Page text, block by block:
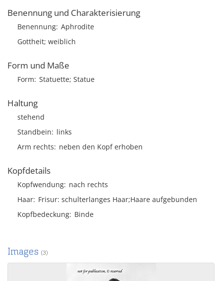
Benennung und Charakterisierung
Benennung Aphrodite
Gottheit; weiblich
Form und Maße
Form Statuette; Statue
Haltung
stehend
Standbein
links
Arm rechts
neben den Kopf erhoben
Kopfdetails
Kopfwendung nach rechts
Haar Frisur schulterlanges Haar;Haare aufgebunden
Kopfbedeckung Binde
Images (3)